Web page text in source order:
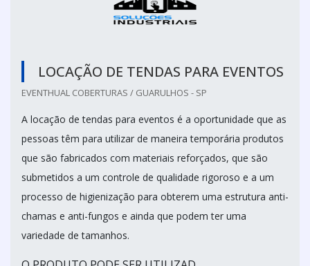
LOCAÇÃO DE TENDAS PARA EVENTOS
EVENTHUAL COBERTURAS / GUARULHOS - SP
A locação de tendas para eventos é a oportunidade que as
pessoas têm para utilizar de maneira temporária produtos
que são fabricados com materiais reforçados, que são
submetidos a um controle de qualidade rigoroso e a um
processo de higienização para obterem uma estrutura anti-
chamas e anti-fungos e ainda que podem ter uma
variedade de tamanhos.